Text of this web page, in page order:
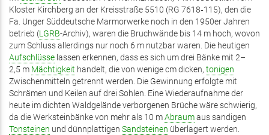
Kloster Kirchberg an der Kreisstraße 5510 (RG 7618‑115), den die
Fa. Unger Süddeutsche Marmorwerke noch in den 1950er Jahren
betrieb (LGRB-Archiv), waren die Bruchwände bis 14 m hoch, wovon
zum Schluss allerdings nur noch 6 m nutzbar waren. Die heutigen
Aufschlüsse lassen erkennen, dass es sich um drei Bänke mit 2–
2,5 m Mächtigkeit handelt, die von wenige cm dicken, tonigen
Zwischenmitteln getrennt werden. Die Gewinnung erfolgte mit
Schrämen und Keilen auf drei Sohlen. Eine Wiederaufnahme der
heute im dichten Waldgelände verborgenen Brüche wäre schwierig,
da die Werksteinbänke von mehr als 10 mAbraumaus sandigen
Tonsteinen und dünnplattigen Sandsteinen überlagert werden.